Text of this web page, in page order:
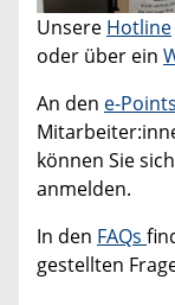
Unsere Hotline
oder über ein
An den e-Points
können Sie
anmelden.
In den FAQs
gestellten